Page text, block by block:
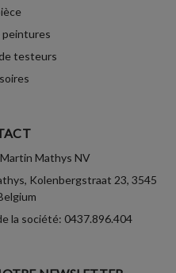
peintures
testeurs
Mathys NV
Kolenbergstraat 23, 3545
la société: 0437.896.404